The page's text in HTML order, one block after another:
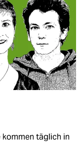
kommen täglich in